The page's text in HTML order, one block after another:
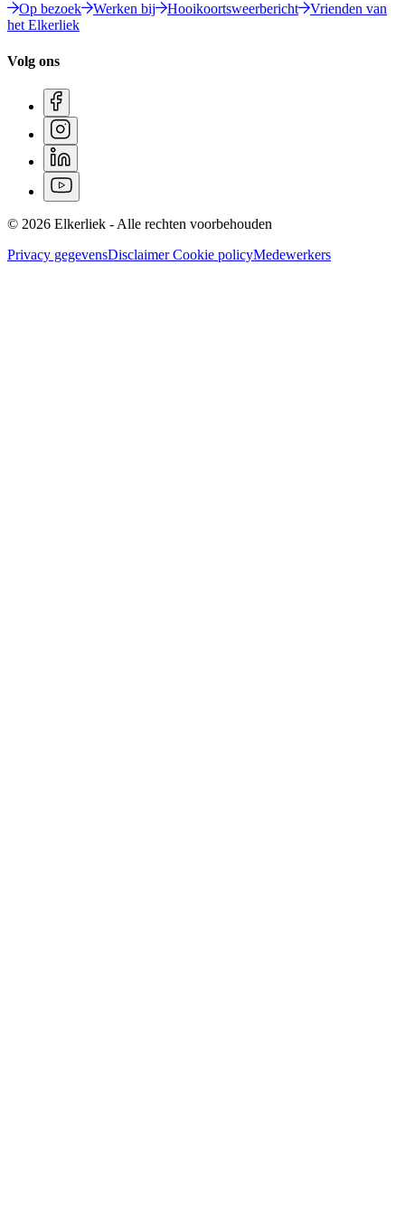
Op bezoek Werken bij Hooikoortsweerbericht
Vrienden van
het Elkerliek
Volg ons
© 2026 Elkerliek - Alle rechten voorbehouden
Privacy gegevensDisclaimerCookie policyMedewerkers